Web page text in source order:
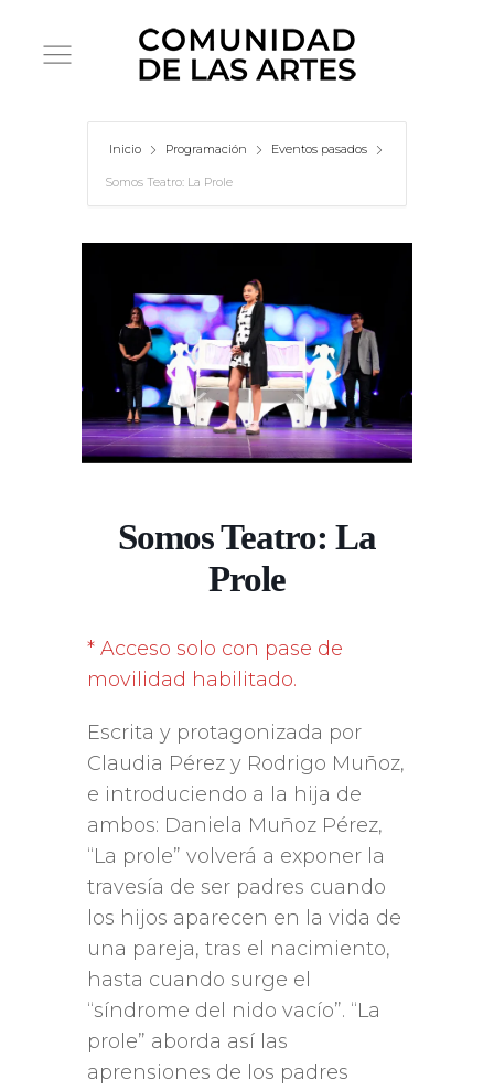
Inicio Programación Eventos pasados
Somos Teatro: La Prole
Somos Teatro: La
Prole
* Acceso solo con pase de
movilidad habilitado.
Escrita y protagonizada por
Claudia Pérez y Rodrigo Muñoz,
e introduciendo a la hija de
ambos: Daniela Muñoz Pérez,
“La prole” volverá a exponer la
travesía de ser padres cuando
los hijos aparecen en la vida de
una pareja, tras el nacimiento,
hasta cuando surge el
“síndrome del nido vacío”. “La
prole” aborda así las
aprensiones de los padres